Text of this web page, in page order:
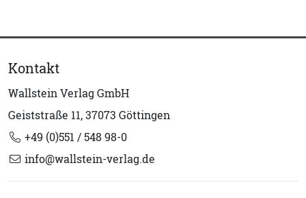
Kontakt
Wallstein Verlag GmbH
Geiststraße 11, 37073 Göttingen
+49 (0)551 / 548 98-0
info@wallstein-verlag.de